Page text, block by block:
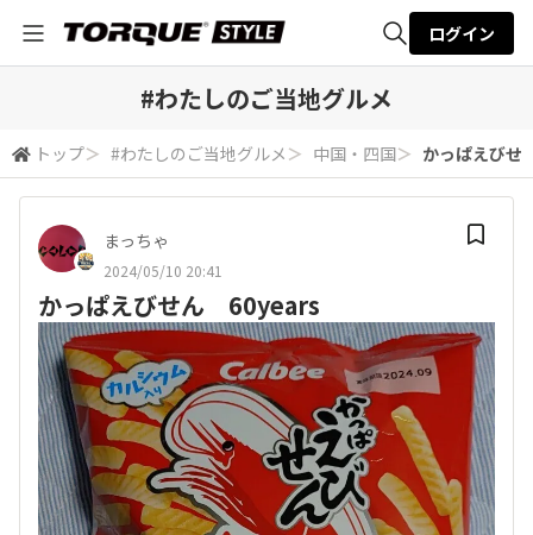
検索
ログイン
#わたしのご当地グルメ
トップ＞ #わたしのご当地グルメ ＞ 中国・四国＞ かっぱえび
まっちゃ
2024/05/10 20:41
かっぱえびせん 60years